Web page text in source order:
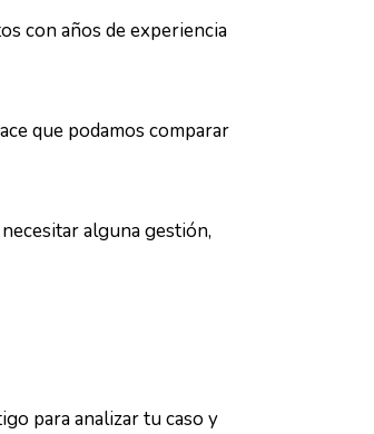
con años de experiencia
que podamos comparar
alguna gestión,
para analizar tu caso y